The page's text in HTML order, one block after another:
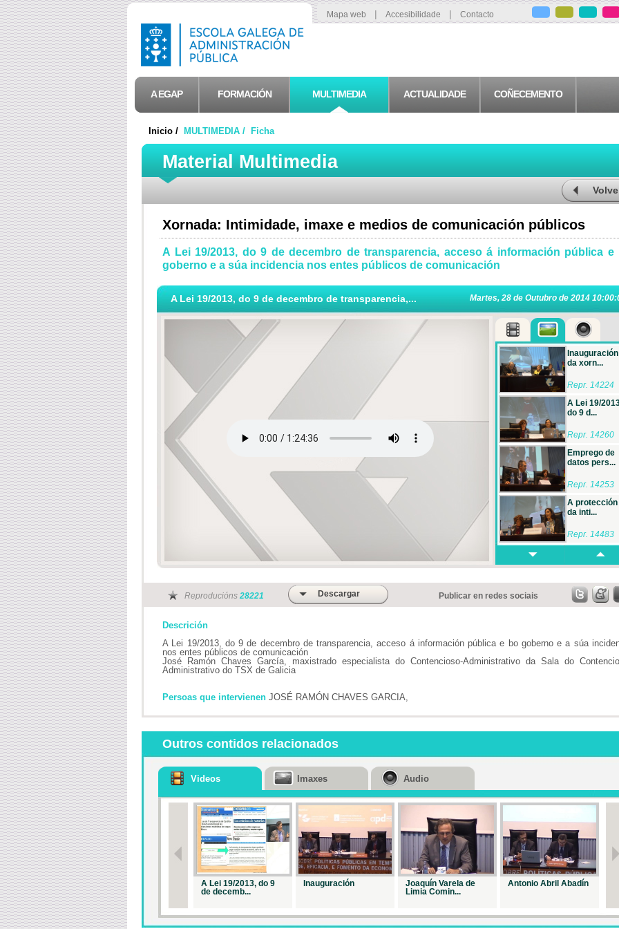
Mapa web | Accesibilidade | Contacto
A EGAP FORMACIÓN MULTIMEDIA ACTUALIDADE COÑECEMENTO
Inicio / MULTIMEDIA / Ficha
Material Multimedia
Xornada: Intimidade, imaxe e medios de comunicación públicos
A Lei 19/2013, do 9 de decembro de transparencia, acceso á información pública e
goberno e a súa incidencia nos entes públicos de comunicación
A Lei 19/2013, do 9 de decembro de transparencia,... Martes, 28 de Outubro de 2014
Inauguración
da xorn...
Repr. 14224
A Lei 19/
do 9 d...
Repr. 14260
Emprego de
datos pers...
Repr. 14253
A protección
da inti...
Repr. 14483
Os xuízos
Repr. 14457
Mesa
Reproducións 28221 Descargar Publicar en redes sociais
Descrición
A Lei 19/2013, do 9 de decembro de transparencia, acceso á información pública e bo goberno e a súa
nos entes públicos de comunicación
José Ramón Chaves García, maxistrado especialista do Contencioso-Administrativo da Sala do
Administrativo do TSX de Galicia
Persoas que intervienen JOSÉ RAMÓN CHAVES GARCIA,
Outros contidos relacionados
Videos
A Lei 19/2013, do 9
de decemb...
Inauguración
Joaquín Varela de
Limia Comin...
Antonio Abril Abadín
Imaxes Audio